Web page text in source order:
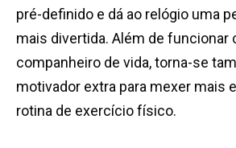
pré-definido e dá ao relógio uma
mais divertida. Além de funcionar
companheiro de vida, torna-se
motivador extra para mexer mais
rotina de exercício físico.